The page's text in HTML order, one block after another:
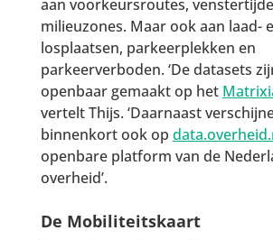
aan voorkeursroutes,
milieuzones. Maar ook aan laad-
losplaatsen, parkeerplekken en
parkeerverboden. ‘De datasets
openbaar gemaakt op het
vertelt Thijs. ‘Daarnaast
binnenkort ook op
openbare platform van de
overheid’.
De Mobiliteitskaart